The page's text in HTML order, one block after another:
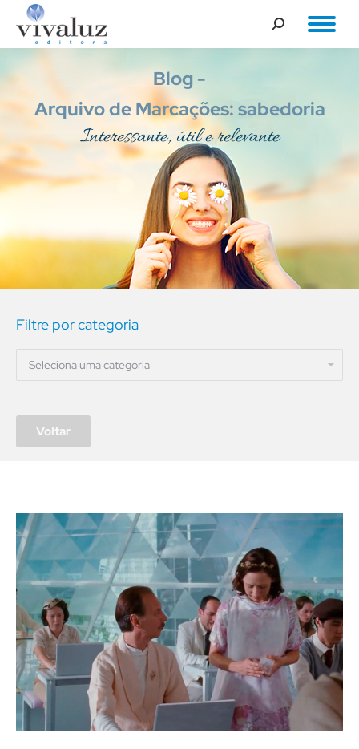
Buscar
Arquivo de Marcações: sabedoria
Interessante, útil e relevante
Você está aqui:
Filtre por categoria